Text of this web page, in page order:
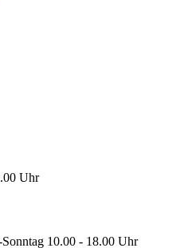
Uhr
10.00 - 18.00 Uhr